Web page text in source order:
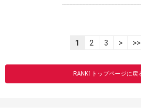
1 2 3 > >>|
RANK1トップページに戻